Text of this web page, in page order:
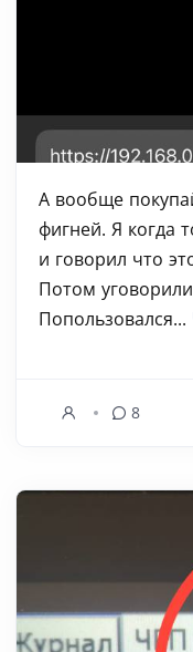
А вообще
фигней. Я когда
и говорил что
Потом
Попользовался...
8